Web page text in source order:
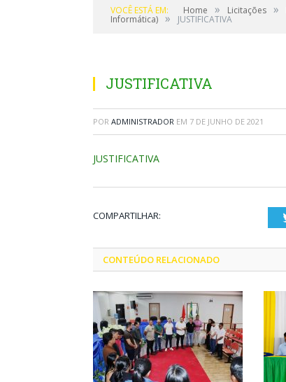
VOCÊ ESTÁ EM: Home » Licitações »
Informática) » JUSTIFICATIVA
JUSTIFICATIVA
POR ADMINISTRADOR EM 7 DE JUNHO DE 2021
JUSTIFICATIVA
COMPARTILHAR:
CONTEÚDO RELACIONADO